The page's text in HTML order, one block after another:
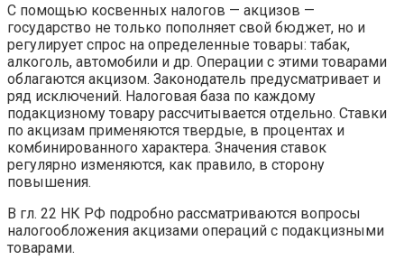
С помощью косвенных налогов — акцизов —
государство не только пополняет свой бюджет, но и
регулирует спрос на определенные товары: табак,
алкоголь, автомобили и др. Операции с этими товарами
облагаются акцизом. Законодатель предусматривает и
ряд исключений. Налоговая база по каждому
подакцизному товару рассчитывается отдельно. Ставки
по акцизам применяются твердые, в процентах и
комбинированного характера. Значения ставок
регулярно изменяются, как правило, в сторону
повышения.
В гл. 22 НК РФ подробно рассматриваются вопросы
налогообложения акцизами операций с подакцизными
товарами.